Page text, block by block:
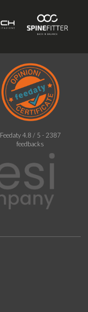
Feedaty4.8 / 5 - 2387
feedbacks